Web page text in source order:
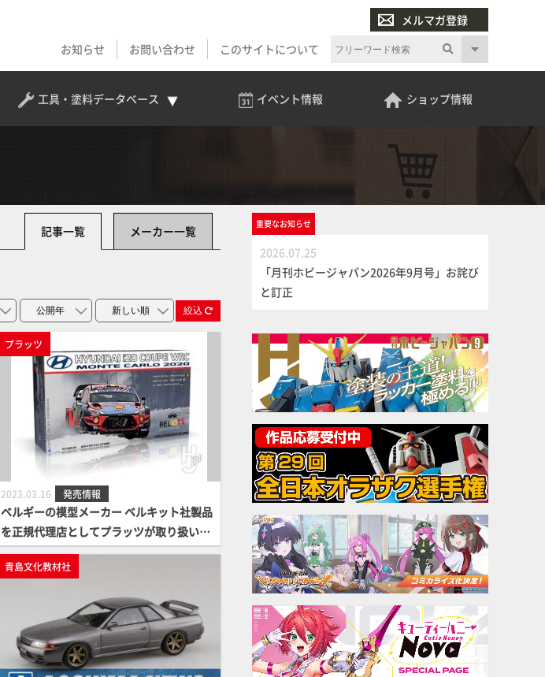
メルマガ登録
お知らせ
お問い合わせ このサイトについて
工具・塗料データベース イベント情報 ショップ情報
記事一覧 メーカー一覧
絞込
プラッツ
2023.03.16 発売情報
ベルギーの模型メーカー ベルキット社製品
を正規代理店としてプラッツが取り扱いを
開始します！
青島文化教材社
重要なお知らせ
2026.07.25
「月刊ホビージャパン2026年9月号」お詫び
と訂正